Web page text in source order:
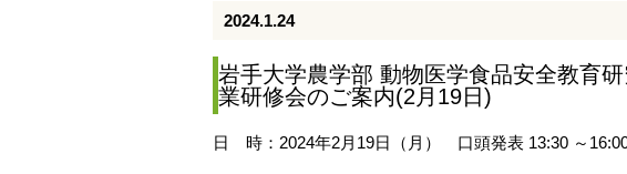
2024.1.24
岩手大学農学部 動物医学食品安全教育
業研修会のご案内(2月19日)
日 時：2024年2月19日（月） 口頭発表 13:30 ～